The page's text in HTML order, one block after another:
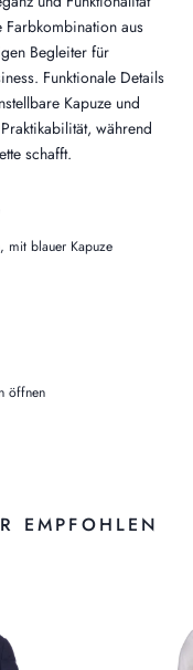
aus
Begleiter für
Funktionale Details
Kapuze und
während
schafft.
mit blauer Kapuze
öffnen
EMPFOHLEN